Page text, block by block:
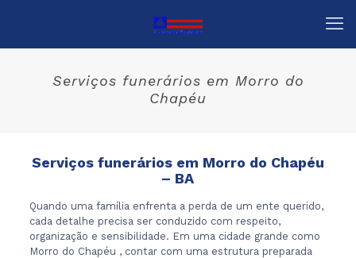
Serviços funerários em Morro do
Chapéu
Serviços funerários em Morro do Chapéu
– BA
Quando uma família enfrenta a perda de um ente querido,
cada detalhe precisa ser conduzido com respeito,
organização e sensibilidade. Em uma cidade grande como
Morro do Chapéu , contar com uma estrutura preparada